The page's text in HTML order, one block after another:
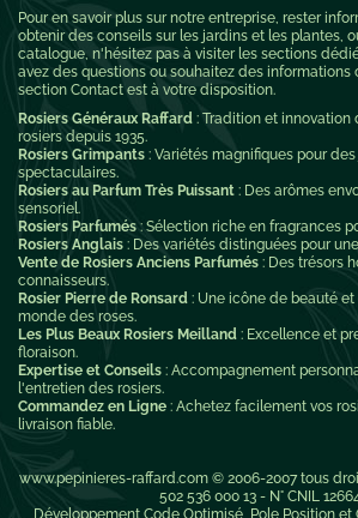
Pour en savoir plus sur notre entreprise, rester
obtenir des conseils sur les jardins et les plantes,
catalogue, n'hésitez pas à visiter les sections
avez des questions ou souhaitez des informations
section Contact est à votre disposition.
Rosiers Généraux Raffard : Tradition et innovation
rosiers depuis 1935.
Rosiers Grimpants : Variétés magnifiques pour
spectaculaires.
Rosiers au Parfum Très Puissant : Des arômes
sensoriel.
Rosiers Parfumés : Sélection riche en fragrances
Rosiers Anglais : Des variétés distinguées pour
Vente de Rosiers Anciens Parfumés : Des trésors
connaisseurs.
Rosier Pierre de Ronsard : Une icône de beauté
monde des roses.
Les Plus Beaux Rosiers Meilland : Excellence et
floraison.
Expertise et Conseils : Accompagnement
l'entretien des rosiers.
Commandez en Ligne : Achetez facilement vos
livraison fiable.
www.pepinieres-raffard.com© 2006-2007 tous
502 536 000 13 - N° CNIL